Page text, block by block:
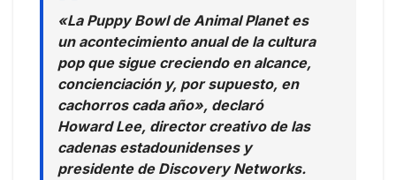
«La Puppy Bowl de Animal Planet es
un acontecimiento anual de la cultura
pop que sigue creciendo en alcance,
concienciación y, por supuesto, en
cachorros cada año», declaró
Howard Lee, director creativo de las
cadenas estadounidenses y
presidente de Discovery Networks.